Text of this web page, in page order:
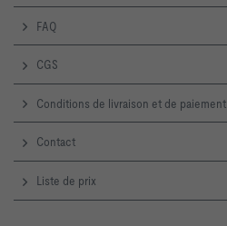
FAQ
CGS
Conditions de livraison et de paiement
Contact
Liste de prix